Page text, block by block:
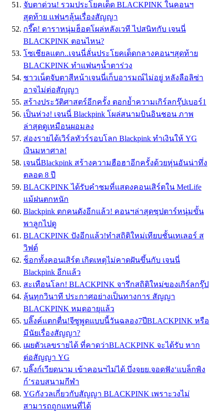
จับตาด่วน! รวมประโยคเด็ด BLACKPINK ในคอนฯ
สุดท้าย เเฟนๆลุ้นเรื่องสัญญา
กรี๊ด! ดาราหนุ่มฮ็อตโผล่หลังเวที ไปสนิทกับ เจนนี่
BLACKPINK ตอนไหน?
โซเชียลแตก..เจนนี่ลั่นประโยคเด็ดกลางคอนฯสุดท้าย
BLACKPINK ทำแฟนๆน้ำตาร่วง
ชาวเน็ตจับตาสีหน้าเจนนี่เก็บอารมณ์ไม่อยู่ หลังลือลิซ่า
อาจไม่ต่อสัญญา
สร้างประวัติศาสตร์อีกครั้ง ตอกย้ำความเกิร์ลกรุ๊ปเบอร์1
เป็นห่วง! เจนนี่ Blackpink โผล่สนามบินอินชอน ภาพ
ล่าสุดดูเหมือนผอมลง
ส่องรายได้เวิร์ลทัวร์รอบโลก Blackpink ทำเงินให้ YG
เงินมหาศาล!
เจนนี่Blackpink สร้างความฮือฮาอีกครั้งด้วยหุ่นอันน่าทึ่ง
ตลอด 8 ปี
BLACKPINK ได้รับคำชมที่แสดงคอนเสิร์ตใน MetLife
แม้ฝนตกหนัก
Blackpink ตกคนดังอีกแล้ว! คอนฯล่าสุดซุปตาร์หนุ่มขั้น
พาลูกไปดู
BLACKPINK ปังอีกแล้ว!ทำสถิติใหม่เทียบชั้นเทเลอร์ ส
วิฟต์
ช็อกทั้งคอนเสิร์ต เกิดเหตุไม่คาดฝันขึ้นกับ เจนนี่
Blackpink อีกเเล้ว
สะเทือนโลก! BLACKPINK จารึกสถิติใหม่ของเกิร์ลกรุ๊ป
ลุ้นทุกวินาที ประกาศอย่างเป็นทางการ สัญญา
BLACKPINK หมดอายุแล้ว
บลิ๊งค์แตกตื่น!จีซูพูดแบบนี้วันฉลอง7ปีBLACKPINK หรือ
มีนัยเรื่องสัญญา?
เผยตัวเลขรายได้ ที่คาดว่าBLACKPINK จะได้รับ หาก
ต่อสัญญา YG
บลิ๊งก์เวียดนาม เข้าคอนฯไม่ได้ บึ่งจยย.จอดฟัง‘แบล็กพิง
ก์’รอบสนามกีฬา
YGกังวลเกี่ยวกับสัญญา BLACKPINK เพราะวงไม่
สามารถถูกแทนที่ได้